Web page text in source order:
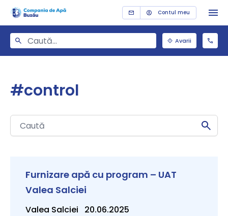
Contul meu
Avarii
#control
Furnizare apă cu program – UAT
Valea Salciei
Valea Salciei 20.06.2025